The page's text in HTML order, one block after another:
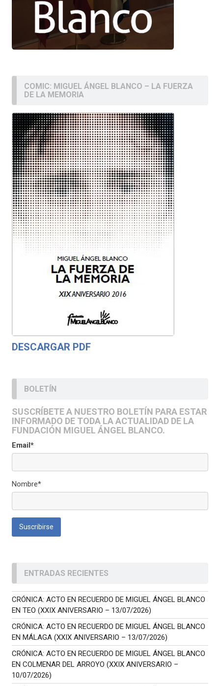
COMIC: MIGUEL ÁNGEL BLANCO – LA FUERZA
DE LA MEMORIA
DESCARGAR PDF
BOLETÍN
SUSCRÍBETE A NUESTRO BOLETÍN PARA ESTAR
INFORMADO DE TODA LA ACTUALIDAD DE LA
FUNDACIÓN MIGUEL ÁNGEL BLANCO.
Email*
Nombre*
ENTRADAS RECIENTES
CRÓNICA: ACTO EN RECUERDO DE MIGUEL ÁNGEL BLANCO
EN TEO (XXIX ANIVERSARIO – 13/07/2026)
CRÓNICA: ACTO EN RECUERDO DE MIGUEL ÁNGEL BLANCO
EN MÁLAGA (XXIX ANIVERSARIO – 13/07/2026)
CRÓNICA: ACTO EN RECUERDO DE MIGUEL ÁNGEL BLANCO
EN COLMENAR DEL ARROYO (XXIX ANIVERSARIO –
10/07/2026)